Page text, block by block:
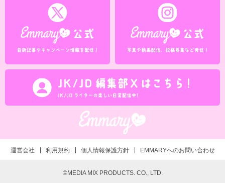
運営会社 利用規約 個人情報保護方針 EMMARYへのお問い合わせ
©MEDIA MIX PRODUCTS. CO., LTD.